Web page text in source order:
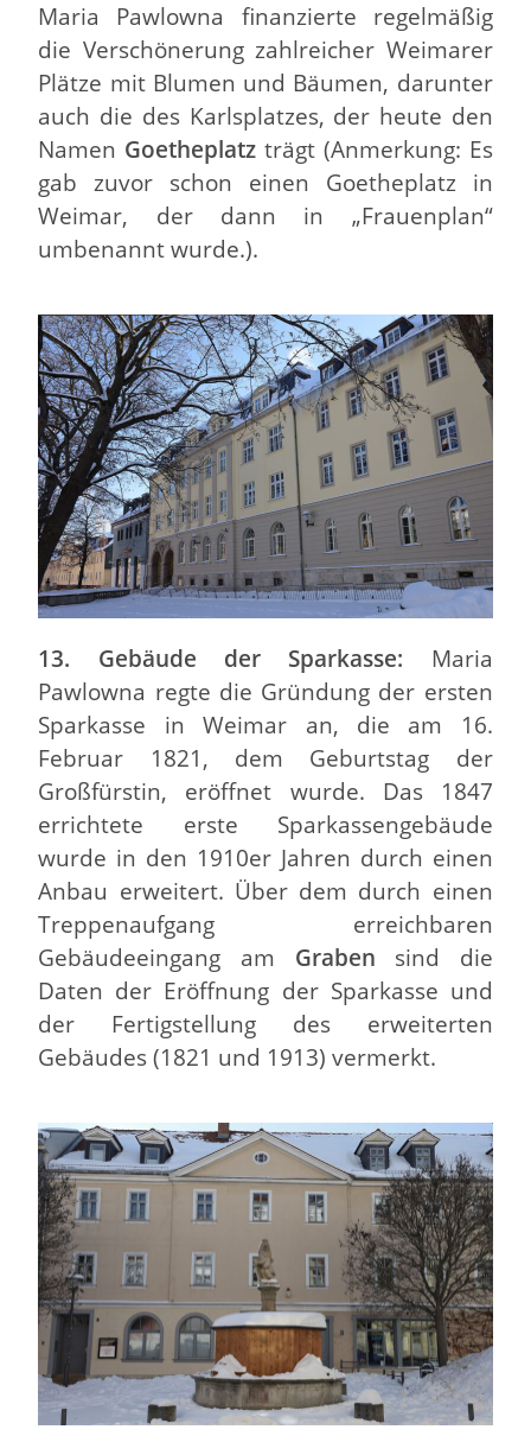
Maria Pawlowna finanzierte regelmäßig
die Verschönerung zahlreicher Weimarer
Plätze mit Blumen und Bäumen, darunter
auch die des Karlsplatzes, der heute den
Namen Goetheplatz trägt (Anmerkung: Es
gab zuvor schon einen Goetheplatz in
Weimar, der dann in „Frauenplan“
umbenannt wurde.).
13. Gebäude der Sparkasse: Maria
Pawlowna regte die Gründung der ersten
Sparkasse in Weimar an, die am 16.
Februar 1821, dem Geburtstag der
Großfürstin, eröffnet wurde. Das 1847
errichtete erste Sparkassengebäude
wurde in den 1910er Jahren durch einen
Anbau erweitert. Über dem durch einen
Treppenaufgang erreichbaren
Gebäudeeingang am Graben sind die
Daten der Eröffnung der Sparkasse und
der Fertigstellung des erweiterten
Gebäudes (1821 und 1913) vermerkt.